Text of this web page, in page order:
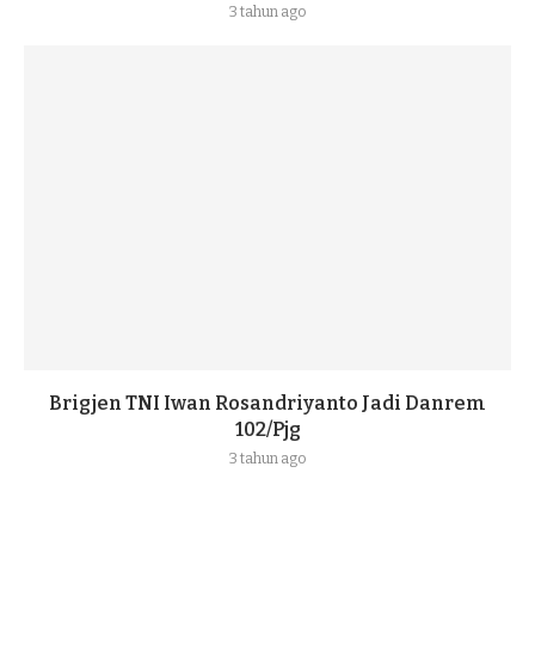
3 tahun ago
Brigjen TNI Iwan Rosandriyanto Jadi Danrem
102/Pjg
3 tahun ago